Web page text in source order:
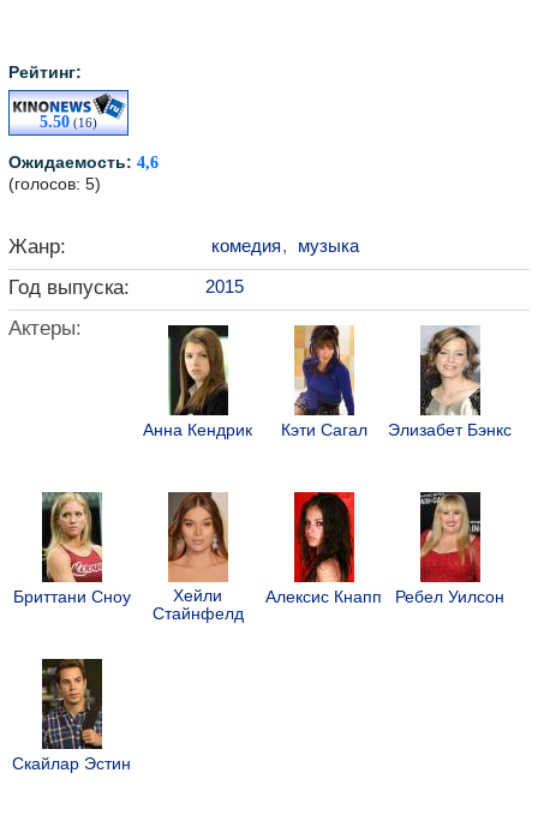
Рейтинг:
5.50 (16)
Ожидаемость: 4,6
(голосов: 5)
Жанр: комедия, музыка
Год выпуска: 2015
Актеры:
Анна Кендрик Кэти Сагал Элизабет Бэнкс
Бриттани Сноу
Хейли
Стайнфелд
Алексис Кнапп Ребел Уилсон
Скайлар Эстин